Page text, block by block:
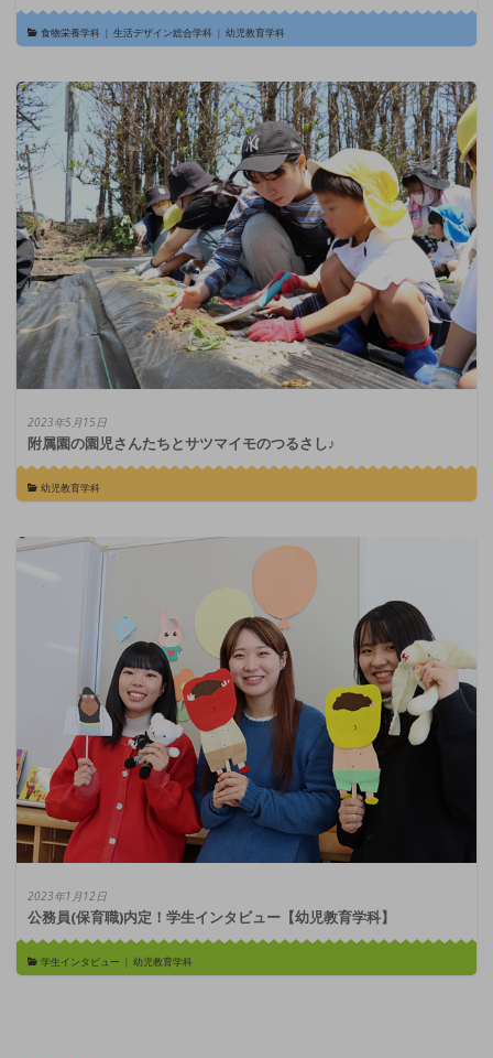
食物栄養学科| 生活デザイン総合学科| 幼児教育学科
2023年5月15日
附属園の園児さんたちとサツマイモのつるさし♪
幼児教育学科
2023年1月12日
公務員(保育職)内定！学生インタビュー【幼児教育学科】
学生インタビュー 幼児教育学科